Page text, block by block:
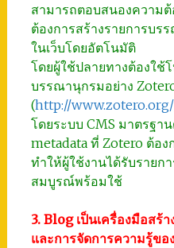
สามารถตอบสนองความ
ต้องการสร้างรายการบร
ในเว็บโดยอัตโนมัติ
โดยผู้ใช้ปลายทางต้องใช้
บรรณานุกรมอย่าง
(http://www.zotero.org/
โดยระบบ CMS มาตรฐา
metadata ที่ Zotero ต้อง
ทำให้ผู้ใช้งานได้รับราย
สมบูรณ์พร้อมใช้
3. Blog เป็นเครื่องมือส
และการจัดการความรู้ขอ